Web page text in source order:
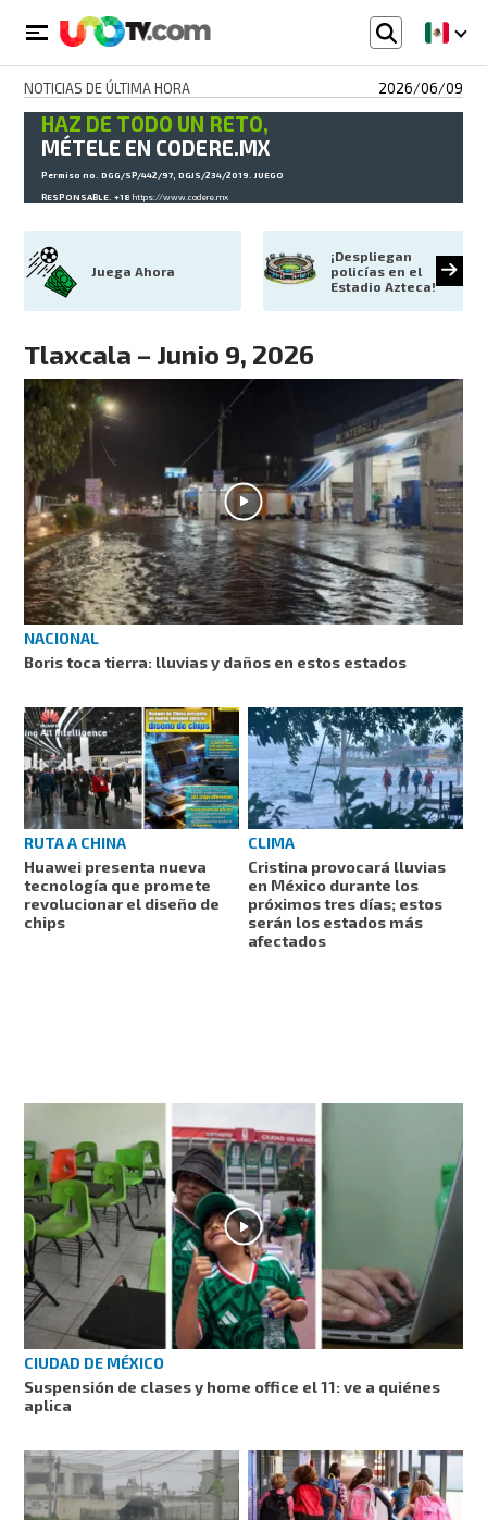
NOTICIAS DE ÚLTIMA HORA 2026/06/09
HAZ DE TODO UN RETO,
MÉTELE EN CODERE.MX
Permiso no. DGG/SP/442/97, DGJS/234/2019. JUEGO
RESPONSABLE. +18https://www.codere.mx
Juega Ahora
¡Despliegan
policías en el
Estadio Azteca!
Tlaxcala – Junio 9, 2026
NACIONAL
Boris toca tierra: lluvias y daños en estos estados
RUTA A CHINA
Huawei presenta nueva
tecnología que promete
revolucionar el diseño de
chips
CLIMA
Cristina provocará lluvias
en México durante los
próximos tres días; estos
serán los estados más
afectados
CIUDAD DE MÉXICO
Suspensión de clases y home office el 11: ve a quiénes
aplica